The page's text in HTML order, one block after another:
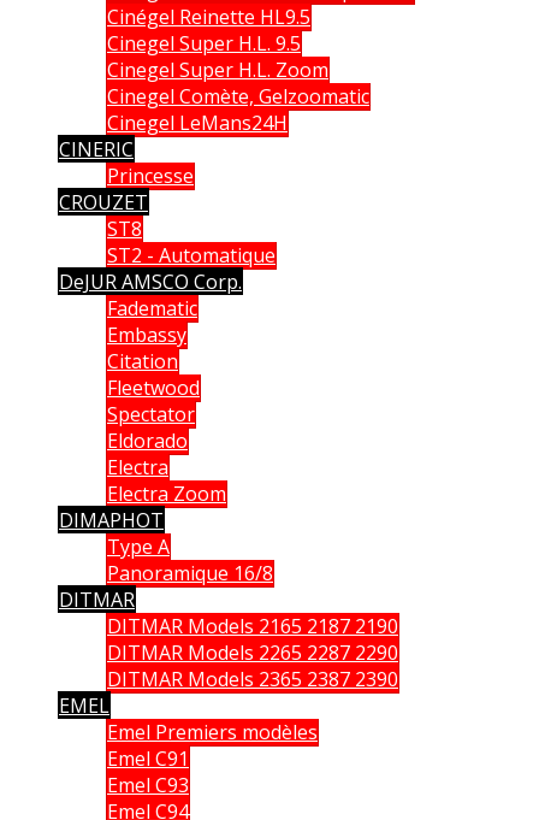
Cinégel Reinette HL9.5
Cinegel Super H.L. 9.5
Cinegel Super H.L. Zoom
Cinegel Comète, Gelzoomatic
Cinegel LeMans24H
CINERIC
Princesse
CROUZET
ST8
ST2 - Automatique
DeJUR AMSCO Corp.
Fadematic
Embassy
Citation
Fleetwood
Spectator
Eldorado
Electra
Electra Zoom
DIMAPHOT
Type A
Panoramique 16/8
DITMAR
DITMAR Models 2165 2187 2190
DITMAR Models 2265 2287 2290
DITMAR Models 2365 2387 2390
EMEL
Emel Premiers modèles
Emel C91
Emel C93
Emel C94